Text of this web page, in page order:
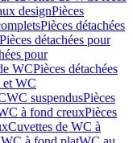
designPièces
Pièces détachées
Pièces détachées pour
pour
WCPièces détachées
et WC
WC suspendusPièces
à fond creuxPièces
Cuvettes de WC à